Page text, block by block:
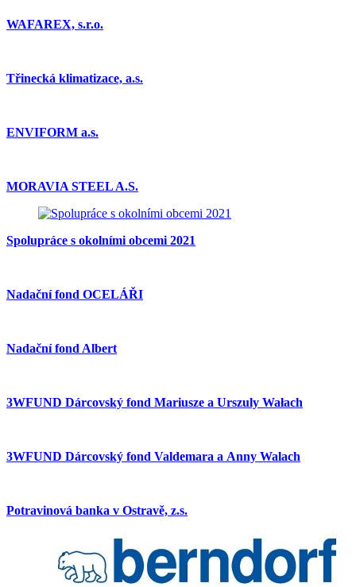
WAFAREX, s.r.o.
Třinecká klimatizace, a.s.
ENVIFORM a.s.
MORAVIA STEEL A.S.
Spolupráce s okolními obcemi 2021
Nadační fond OCELÁŘI
Nadační fond Albert
3WFUND Dárcovský fond Mariusze a Urszuly Wałach
3WFUND Dárcovský fond Valdemara a Anny Walach
Potravinová banka v Ostravě, z.s.